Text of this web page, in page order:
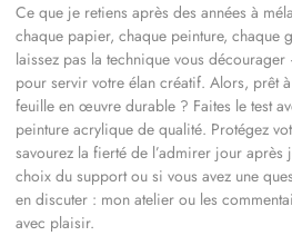
Ce que je retiens après des années à
chaque papier, chaque peinture, chaque
laissez pas la technique vous
pour servir votre élan créatif. Alors, prêt
feuille en œuvre durable ? Faites le test
peinture acrylique de qualité. Protégez
savourez la fierté de l’admirer jour après
choix du support ou si vous avez une
en discuter : mon atelier ou les
avec plaisir.